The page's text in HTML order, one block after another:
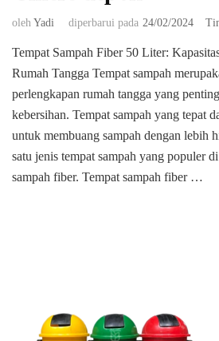
oleh Yadi diperbarui pada 24/02/2024
Tempat Sampah Fiber 50 Liter:
Rumah Tangga Tempat sampah
perlengkapan rumah tangga yang
kebersihan. Tempat sampah yang tepat
untuk membuang sampah dengan lebih
satu jenis tempat sampah yang populer
sampah fiber. Tempat sampah fiber …